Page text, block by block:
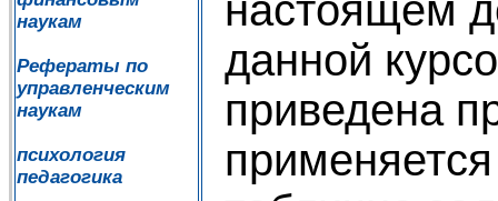
наукам
Рефераты по
управленческим
наукам
психология
педагогика
данной
приведена